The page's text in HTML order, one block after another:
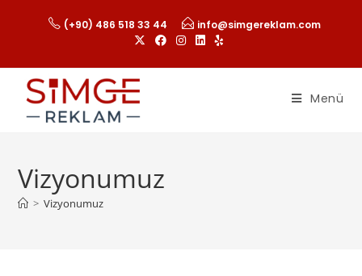
(+90) 486 518 33 44 info@simgereklam.com
Menü
Vizyonumuz
> Vizyonumuz